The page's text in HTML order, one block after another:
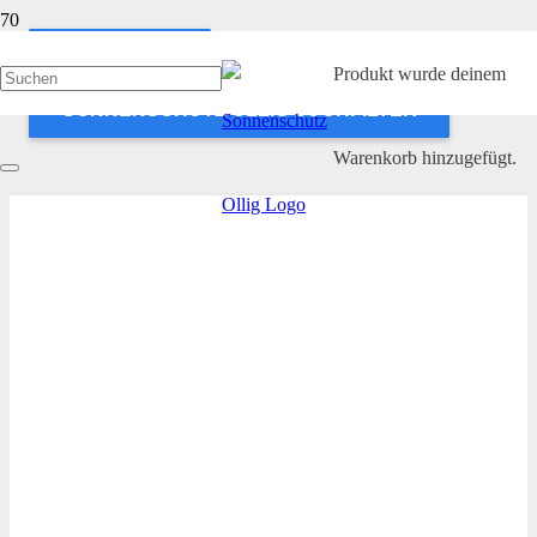
Produktwurde deinem
Warenkorb hinzugefügt.
SONNENSCHUTZ OLLIG SUCHFILTER